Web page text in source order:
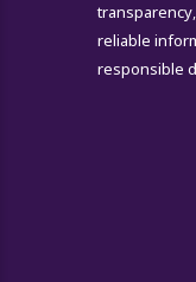
reliable
responsible